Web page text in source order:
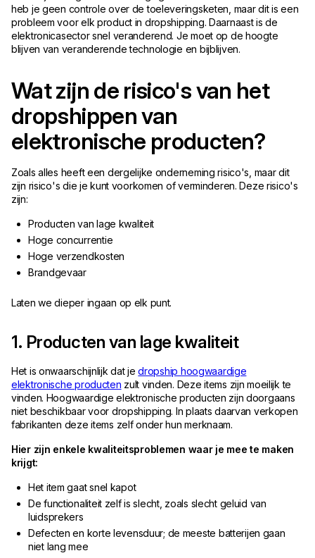
heb je geen controle over de toeleveringsketen, maar dit is een
probleem voor elk product in dropshipping. Daarnaast is de
elektronicasector snel veranderend. Je moet op de hoogte
blijven van veranderende technologie en bijblijven.
Wat zijn de risico's van het
dropshippen van
elektronische producten?
Zoals alles heeft een dergelijke onderneming risico's, maar dit
zijn risico's die je kunt voorkomen of verminderen. Deze risico's
zijn:
Producten van lage kwaliteit
Hoge concurrentie
Hoge verzendkosten
Brandgevaar
Laten we dieper ingaan op elk punt.
1. Producten van lage kwaliteit
Het is onwaarschijnlijk dat jedropship hoogwaardige
elektronische producten zult vinden. Deze items zijn moeilijk te
vinden. Hoogwaardige elektronische producten zijn doorgaans
niet beschikbaar voor dropshipping. In plaats daarvan verkopen
fabrikanten deze items zelf onder hun merknaam.
Hier zijn enkele kwaliteitsproblemen waar je mee te maken
krijgt:
Het item gaat snel kapot
De functionaliteit zelf is slecht, zoals slecht geluid van
luidsprekers
Defecten en korte levensduur; de meeste batterijen gaan
niet lang mee